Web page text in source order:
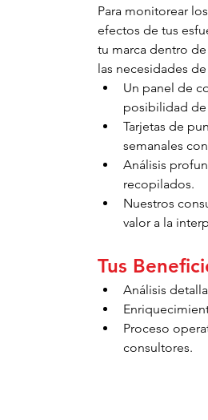
Para monitorear
efectos de tus
tu marca dentro
las necesidades
Un panel de
posibilidad
Tarjetas de
semanales
Análisis
recopilados.
Nuestros
valor a la
Tus
Análisis
Proceso
consultores.